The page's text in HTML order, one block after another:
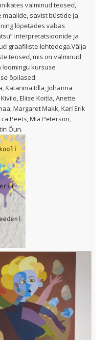
valminud teosed,
savist büstide ja
lõpetades vabas
interpretatsioonide ja
graafiliste lehtedega.Välja
teosed, mis on valminud
kursuse
õpilased:
Katariina Idla, Johanna
Eliise Koitla, Anette
Margaret Makk, Karl Erik
Peets, Mia Peterson,
Õun.